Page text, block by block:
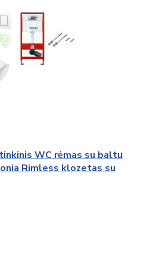
WC rėmas su baltu
Rimless klozetas su